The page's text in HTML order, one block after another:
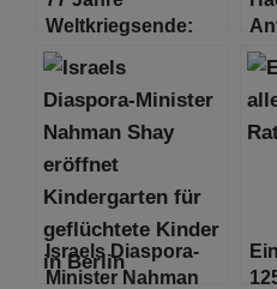
Weltkriegsende:
Musik aus Krieg
und Frieden
Israels Diaspora-
Minister Nahman